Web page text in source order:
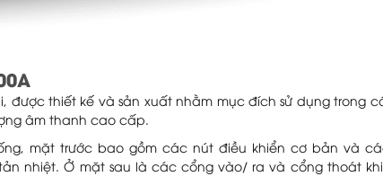
được thiết kế và sản xuất nhằm mục đích sử dụng trong
âm thanh cao cấp.
mặt trước bao gồm các nút điều khiển cơ bản và
nhiệt. Ở mặt sau là các cổng vào/ ra và cổng thoát